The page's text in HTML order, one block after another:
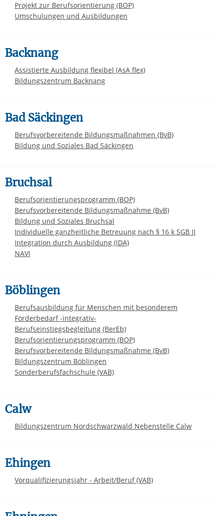
Projekt zur Berufsorientierung (BOP)
Umschulungen und Ausbildungen
Backnang
Assistierte Ausbildung flexibel (AsA flex)
Bildungszentrum Backnang
Bad Säckingen
Berufsvorbereitende Bildungsmaßnahmen (BvB)
Bildung und Soziales Bad Säckingen
Bruchsal
Berufsorientierungsprogramm (BOP)
Berufsvorbereitende Bildungsmaßnahme (BvB)
Bildung und Soziales Bruchsal
Individuelle ganzheitliche Betreuung nach § 16 k SGB II
Integration durch Ausbildung (IDA)
NAVI
Böblingen
Berufsausbildung für Menschen mit besonderem
Förderbedarf -integrativ-
Berufseinstiegsbegleitung (BerEb)
Berufsorientierungsprogramm (BOP)
Berufsvorbereitende Bildungsmaßnahme (BvB)
Bildungszentrum Böblingen
Sonderberufsfachschule (VAB)
Calw
Bildungszentrum Nordschwarzwald Nebenstelle Calw
Ehingen
Vorqualifizierungsjahr - Arbeit/Beruf (VAB)